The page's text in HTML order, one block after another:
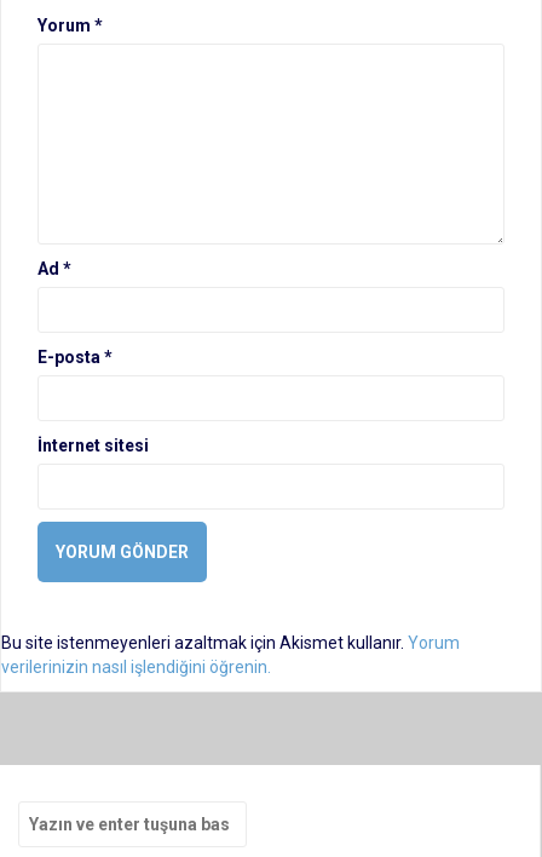
Yorum *
Ad *
E-posta *
İnternet sitesi
Bu site istenmeyenleri azaltmak için Akismet kullanır. Yorum
verilerinizin nasıl işlendiğini öğrenin.
yap: